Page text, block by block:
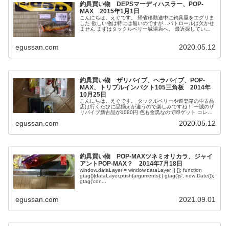
釣具買い物 DEPSマーディハスラー、POP-
MAX 2015年1月1日
こんにちは。えぐです。 帰省移動途中に釣具屋をエグリま
した 欲しい物は特には無いのですが…パトロールは欠かせ
ません まずはタックルベリー城陽店へ。 最近探している
egussan.com 2020.05.12
釣具買い物 ザリバイブ、ヘラバイブ、POP-
MAX、トリプルインパクト105三角板 2014年
10月25日
こんにちは。えぐです。 タックルベリーや道楽箱の中古品
店は行くたびに品揃えが違うので楽しみですね！ 一誠のザ
リバイブ新古品が1080円 色も金黒なので即ゲット コレは
egussan.com 2020.05.12
釣具買い物 POP-MAXツネミオリカラ、ジャイ
アントPOP-MAX？ 2014年7月18日
window.dataLayer = window.dataLayer || []; function
gtag(){dataLayer.push(arguments);} gtag('js', new Date());
gtag('con...
egussan.com 2021.09.01